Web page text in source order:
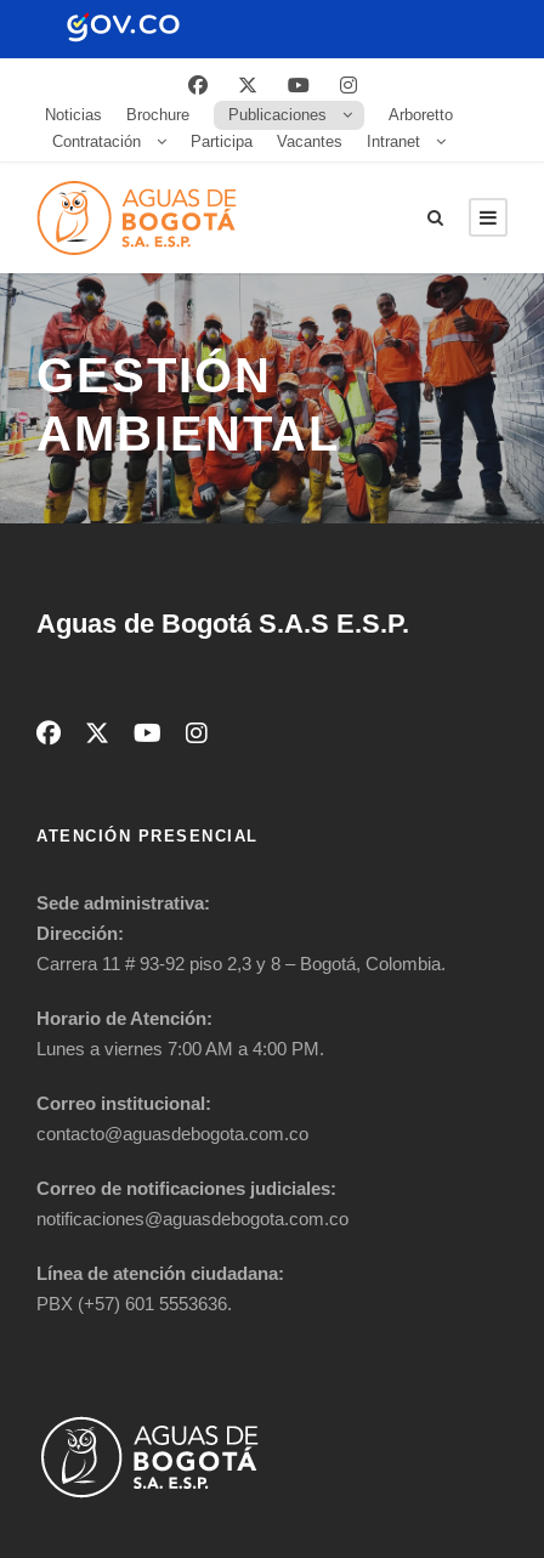
Noticias Brochure Publicaciones
Arboretto
Contratación
Participa Vacantes Intranet
GESTIÓN
AMBIENTAL
Aguas de Bogotá S.A.S E.S.P.
ATENCIÓN PRESENCIAL
Sede administrativa:
Dirección:
Carrera 11 # 93-92 piso 2,3 y 8 – Bogotá, Colombia.
Horario de Atención:
Lunes a viernes 7:00 AM a 4:00 PM.
Correo institucional:
contacto@aguasdebogota.com.co
Correo de notificaciones judiciales:
notificaciones@aguasdebogota.com.co
Línea de atención ciudadana:
PBX (+57) 601 5553636.